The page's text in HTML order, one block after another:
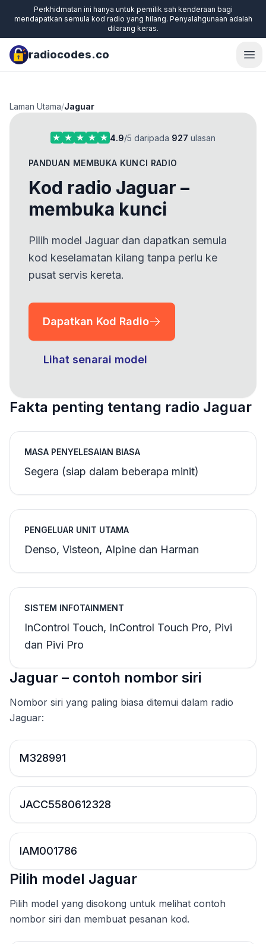
Perkhidmatan ini hanya untuk pemilik sah kenderaan bagi
mendapatkan semula kod radio yang hilang. Penyalahgunaan adalah
dilarang keras.
radiocodes.co
Laman Utama/Jaguar
4.9/5 daripada 927 ulasan
PANDUAN MEMBUKA KUNCI RADIO
Kod radio Jaguar –
membuka kunci
Pilih model Jaguar dan dapatkan semula
kod keselamatan kilang tanpa perlu ke
pusat servis kereta.
Dapatkan Kod Radio
Lihat senarai model
Fakta penting tentang radio Jaguar
MASA PENYELESAIAN BIASA
Segera (siap dalam beberapa minit)
PENGELUAR UNIT UTAMA
Denso, Visteon, Alpine dan Harman
SISTEM INFOTAINMENT
InControl Touch, InControl Touch Pro, Pivi
dan Pivi Pro
Jaguar – contoh nombor siri
Nombor siri yang paling biasa ditemui dalam radio
Jaguar:
M328991
JACC5580612328
IAM001786
Pilih model Jaguar
Pilih model yang disokong untuk melihat contoh
nombor siri dan membuat pesanan kod.